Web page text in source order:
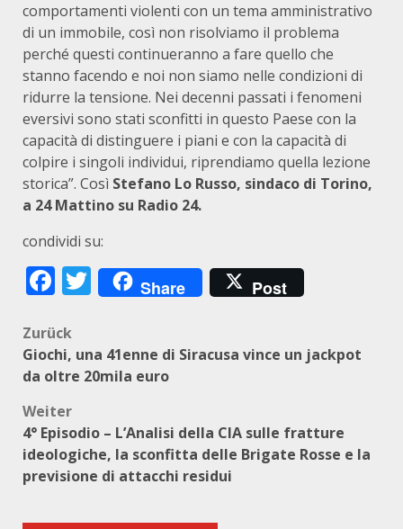
comportamenti violenti con un tema amministrativo
di un immobile, così non risolviamo il problema
perché questi continueranno a fare quello che
stanno facendo e noi non siamo nelle condizioni di
ridurre la tensione. Nei decenni passati i fenomeni
eversivi sono stati sconfitti in questo Paese con la
capacità di distinguere i piani e con la capacità di
colpire i singoli individui, riprendiamo quella lezione
storica”. Così Stefano Lo Russo, sindaco di Torino,
a 24 Mattino su Radio 24.
condividi su:
Facebook
Twitter
Share Post
Beitragsnavigation
Zurück
Giochi, una 41enne di Siracusa vince un jackpot
da oltre 20mila euro
Weiter
4° Episodio – L’Analisi della CIA sulle fratture
ideologiche, la sconfitta delle Brigate Rosse e la
previsione di attacchi residui